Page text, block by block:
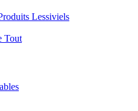
Lessiviels
Tout